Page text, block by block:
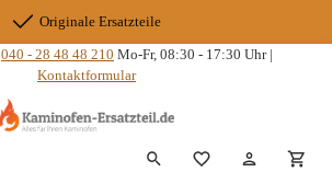
Originale Ersatzteile
040 - 28 48 48 210 Mo-Fr, 08:30 - 17:30 Uhr |
Kontaktformular
Du hast 0